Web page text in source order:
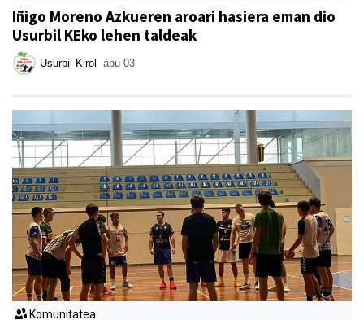
Iñigo Moreno Azkueren aroari hasiera eman dio
Usurbil KEko lehen taldeak
Usurbil Kirol abu 03
Komunitatea